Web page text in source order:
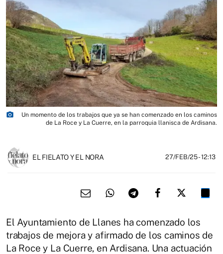
photo_camera
Un momento de los trabajos que ya se han comenzado en los caminos
de La Roce y La Cuerre, en la parroquia llanisca de Ardisana.
EL FIELATO Y EL NORA 27/FEB/25- 12:13
El Ayuntamiento de Llanes ha comenzado los
trabajos de mejora y afirmado de los caminos de
La Roce y La Cuerre, en Ardisana. Una actuación